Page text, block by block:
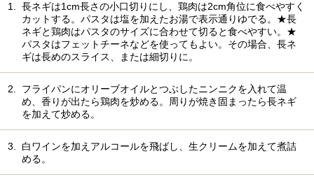
1.
長ネギは1cm長さの小口切りにし、鶏肉は2cm角位に食べやすく
カットする。パスタは塩を加えたお湯で表示通りゆでる。★長
ネギと鶏肉はパスタのサイズに合わせて切ると食べやすい。★
パスタはフェットチーネなどを使ってもよい。その場合、長ネ
ギは長めのスライス、または細切りに。
2.
フライパンにオリーブオイルとつぶしたニンニクを入れて温
め、香りが出たら鶏肉を炒める。周りが焼き固まったら長ネギ
を加えて炒める。
3.
白ワインを加えアルコールを飛ばし、生クリームを加えて煮詰
める。